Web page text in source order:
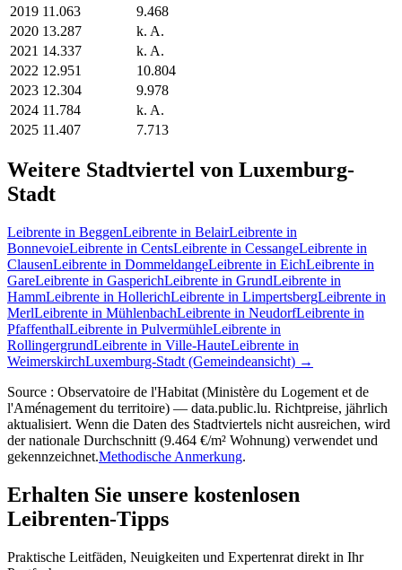
2019 11.063
9.468
2020 13.287
k. A.
2021 14.337
k. A.
2022 12.951
10.804
2023 12.304
9.978
2024 11.784
k. A.
2025 11.407 7.713
Weitere Stadtviertel von Luxemburg-
Stadt
Leibrente in BeggenLeibrente in BelairLeibrente in
BonnevoieLeibrente in CentsLeibrente in CessangeLeibrente in
ClausenLeibrente in DommeldangeLeibrente in EichLeibrente in
GareLeibrente in GasperichLeibrente in GrundLeibrente in
HammLeibrente in HollerichLeibrente in LimpertsbergLeibrente in
MerlLeibrente in MühlenbachLeibrente in NeudorfLeibrente in
PfaffenthalLeibrente in PulvermühleLeibrente in
RollingergrundLeibrente in Ville-HauteLeibrente in
WeimerskirchLuxemburg-Stadt (Gemeindeansicht) →
Source : Observatoire de l'Habitat (Ministère du Logement et de
l'Aménagement du territoire) — data.public.lu. Richtpreise, jährlich
aktualisiert. Wenn die Daten des Stadtviertels nicht ausreichen, wird
der nationale Durchschnitt (9.464 €/m² Wohnung) verwendet und
gekennzeichnet.Methodische Anmerkung.
Erhalten Sie unsere kostenlosen
Leibrenten-Tipps
Praktische Leitfäden, Neuigkeiten und Expertenrat direkt in Ihr